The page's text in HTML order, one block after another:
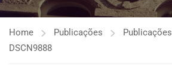
Home Publicações Publicações
DSCN9888